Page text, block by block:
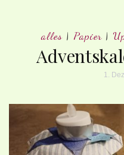
alles| Papier|
1.